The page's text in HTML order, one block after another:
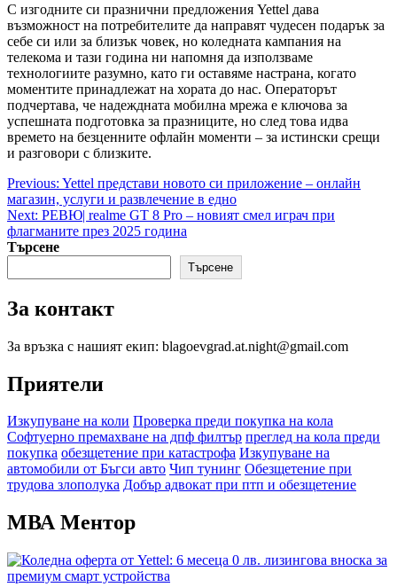
С изгодните си празнични предложения Yettel дава
възможност на потребителите да направят чудесен подарък за
себе си или за близък човек, но коледната кампания на
телекома и тази година ни напомня да използваме
технологиите разумно, като ги оставяме настрана, когато
моментите принадлежат на хората до нас. Операторът
подчертава, че надеждната мобилна мрежа е ключова за
успешната подготовка за празниците, но след това идва
времето на безценните офлайн моменти – за истински срещи
и разговори с близките.
Post
navigation
Previous: Yettel представи новото си приложение – онлайн
магазин, услуги и развлечение в едно
Next: РЕВЮ| realme GT 8 Pro – новият смел играч при
флагманите през 2025 година
Търсене
Търсене
За контакт
За връзка с нашият екип: blagoevgrad.at.night@gmail.com
Приятели
Изкупуване на коли Проверка преди покупка на кола
Софтуерно премахване на дпф филтър преглед на кола преди
покупка обезщетение при катастрофа Изкупуване на
автомобили от Бъгси авто Чип тунинг Обезщетение при
трудова злополука Добър адвокат при птп и обезщетение
МВА Ментор